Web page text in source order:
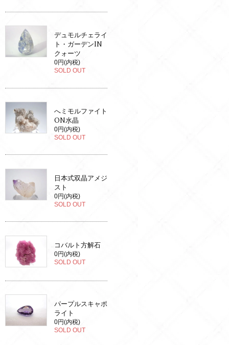
デュモルチェライ
ト・ガーデンIN
クォーツ
0円(内税)
SOLD OUT
へミモルファイト
ON水晶
0円(内税)
SOLD OUT
日本式双晶アメジ
スト
0円(内税)
SOLD OUT
コバルト方解石
0円(内税)
SOLD OUT
パープルスキャポ
ライト
0円(内税)
SOLD OUT